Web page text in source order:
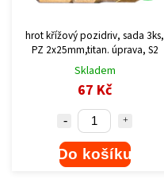
hrot křížový pozidriv, sada 3ks,
PZ 2x25mm,titan. úprava, S2
Skladem
67 Kč
Do košíku